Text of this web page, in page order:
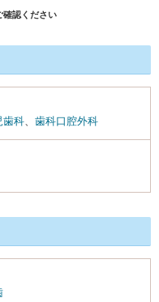
確認ください
歯科 歯科口腔外科